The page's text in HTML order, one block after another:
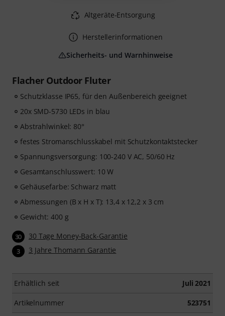
Flacher Outdoor Fluter
Schutzklasse IP65, für den Außenbereich geeignet
20x SMD-5730 LEDs in blau
Abstrahlwinkel: 80°
festes Stromanschlusskabel mit Schutzkontaktstecker
Spannungsversorgung: 100-240 V AC, 50/60 Hz
Gesamtanschlusswert: 10 W
Gehäusefarbe: Schwarz matt
Abmessungen (B x H x T): 13,4 x 12,2 x 3 cm
Gewicht: 400 g
30 30 Tage Money-Back-Garantie
3 3 Jahre Thomann Garantie
Erhältlich seit Juli 2021
Artikelnummer 523751
Altgeräte-Entsorgung
Herstellerinformationen
Sicherheits- und Warnhinweise